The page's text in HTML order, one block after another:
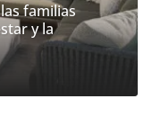
familias
y la